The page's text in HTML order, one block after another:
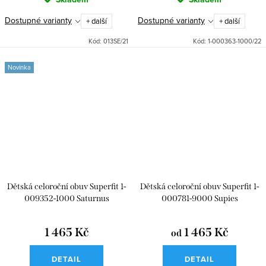
Dostupné varianty + další
Kód: 013SE/21
Dostupné varianty + další
Kód: 1-000363-1000/22
Novinka
Dětská celoroční obuv Superfit 1-
009352-1000 Saturnus
1 465 Kč
DETAIL
Dětská celoroční obuv Superfit 1-
000781-9000 Supies
od1 465 Kč
DETAIL